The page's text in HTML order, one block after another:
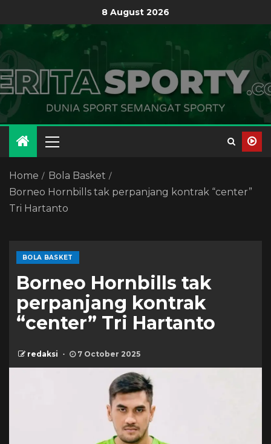
8 August 2026
Home
Bola Basket
Borneo Hornbills tak perpanjang kontrak “center”
Tri Hartanto
BOLA BASKET
Borneo Hornbills tak
perpanjang kontrak
“center” Tri Hartanto
redaksi 7 October 2025